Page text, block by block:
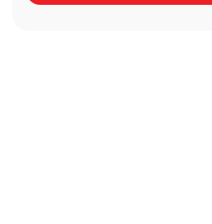
Оборудование для чистки ковров